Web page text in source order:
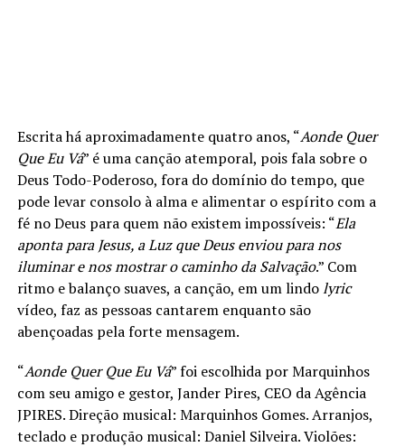
Escrita há aproximadamente quatro anos, “Aonde Quer
Que Eu Vá” é uma canção atemporal, pois fala sobre o
Deus Todo-Poderoso, fora do domínio do tempo, que
pode levar consolo à alma e alimentar o espírito com a
fé no Deus para quem não existem impossíveis: “Ela
aponta para Jesus, a Luz que Deus enviou para nos
iluminar e nos mostrar o caminho da Salvação.” Com
ritmo e balanço suaves, a canção, em um lindolyric
vídeo, faz as pessoas cantarem enquanto são
abençoadas pela forte mensagem.
“Aonde Quer Que Eu Vá” foi escolhida por Marquinhos
com seu amigo e gestor, Jander Pires, CEO da Agência
JPIRES. Direção musical: Marquinhos Gomes. Arranjos,
teclado e produção musical: Daniel Silveira. Violões: